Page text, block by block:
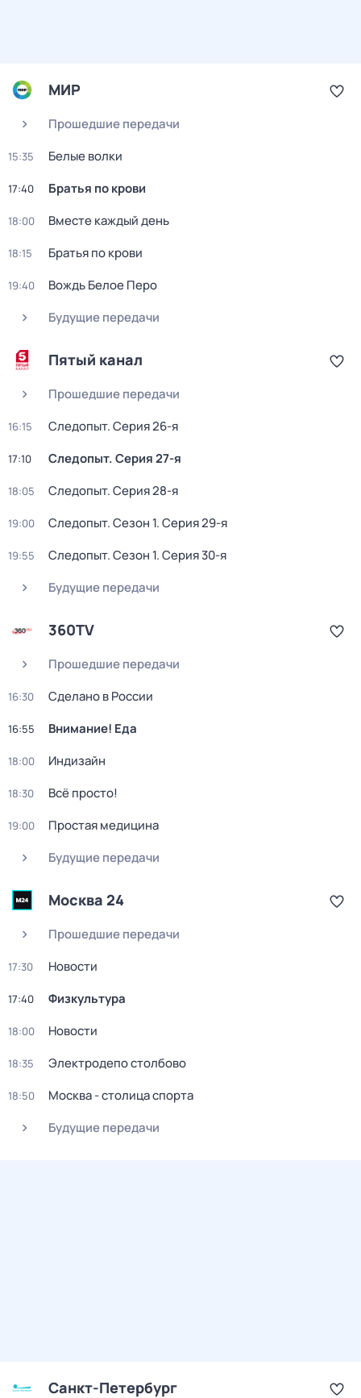
МИР
Прошедшие передачи
15:35 Белые волки
17:40 Братья по крови
18:00 Вместе каждый день
18:15 Братья по крови
19:40
Вождь Белое Перо
Будущие передачи
Пятый канал
Прошедшие передачи
16:15 Следопыт. Серия 26-я
17:10 Следопыт. Серия 27-я
18:05 Следопыт. Серия 28-я
19:00 Следопыт. Сезон 1. Серия 29-я
19:55 Следопыт. Сезон 1. Серия 30-я
Будущие передачи
360TV
Прошедшие передачи
16:30 Сделано в России
16:55 Внимание! Еда
18:00 Индизайн
18:30 Всё просто!
19:00
Простая медицина
Будущие передачи
Москва 24
Прошедшие передачи
17:30 Новости
17:40 Физкультура
18:00 Новости
18:35 Электродепо столбово
18:50
Москва - столица спорта
Будущие передачи
Санкт-Петербург